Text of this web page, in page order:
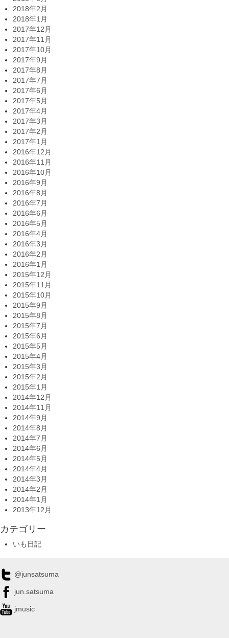
2018年2月
2018年1月
2017年12月
2017年11月
2017年10月
2017年9月
2017年8月
2017年7月
2017年6月
2017年5月
2017年4月
2017年3月
2017年2月
2017年1月
2016年12月
2016年11月
2016年10月
2016年9月
2016年8月
2016年7月
2016年6月
2016年5月
2016年4月
2016年3月
2016年2月
2016年1月
2015年12月
2015年11月
2015年10月
2015年9月
2015年8月
2015年7月
2015年6月
2015年5月
2015年4月
2015年3月
2015年2月
2015年1月
2014年12月
2014年11月
2014年9月
2014年8月
2014年7月
2014年6月
2014年5月
2014年4月
2014年3月
2014年2月
2014年1月
2013年12月
カテゴリー
いも日記
@junsatsuma
jun.satsuma
jmusic